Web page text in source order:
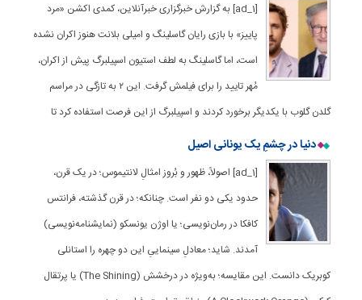
[ad_1] به گزارش خبرگزاری خبرآنلاین، کمدی اکشن «مرد
پاییز» با بازی رایان گاسلینگ و امیلی بلانت هنوز اکران نشده
است، اما گاسلینگ به لطف استیون اسپیلبرگ پیش از اکران،
مُهر تایید را برای فیلمش گرفت. این ۲ به تازگی در مراسم
گلدن گلوب با یکدیگر برخورد کردند و اسپیلبرگ از این فرصت استفاده کرد تا
دنیا در چشمِ یک یونانی اصیل
[ad_1] اصولاً، ظهور و بُروز امثالِ لانتیموس؛ در یک قرن،
حدود یکی دو نفر است. چنانکه؛ در قرن گذشته، فرانتس
کافکا در رمان‌نویسی؛ یا اوژن یونسکو (نمایشنامه‌نویسی)
آمدند. شاید؛ معادلِ سینماییِ این دو چهره را استانلی
کوبریک دانست. این مقایسه؛ به‌ویژه در درخشش (The Shining) یا پرتقال